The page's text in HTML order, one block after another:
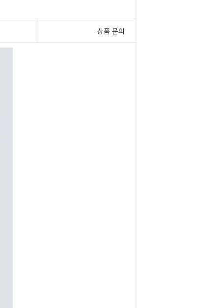
상품 문의